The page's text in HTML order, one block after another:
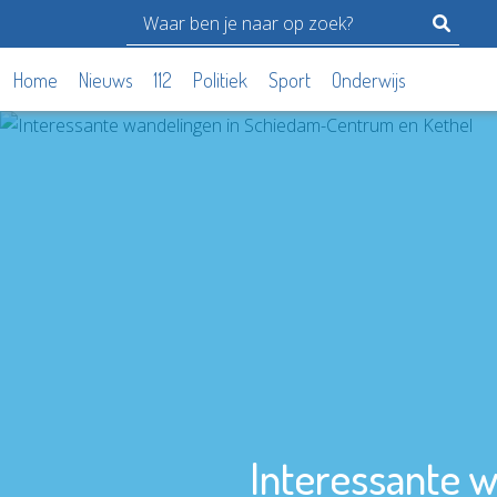
Home Nieuws 112 Politiek Sport Onderwijs
Interessante